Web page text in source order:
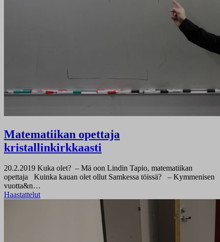
Matematiikan opettaja
kristallinkirkkaasti
20.2.2019 Kuka olet? – Mä oon Lindin Tapio, matematiikan
opettaja Kuinka kauan olet ollut Samkessa töissä? – Kymmenisen
vuotta&n…
Haastattelut